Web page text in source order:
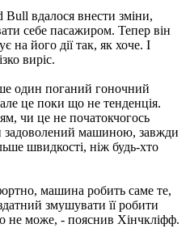
Bull вдалося внести зміни,
себе пасажиром. Тепер він
на його дії так, як хоче. І
виріс.
один поганий гоночний
це поки що не тенденція.
чи це не початокчогось
машиною, завжди
швидкості, ніж будь-хто
машина робить саме те,
змушувати її робити
не може, - пояснив Хінчкліфф.